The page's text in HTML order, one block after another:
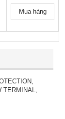
Mua hàng
TERMINAL,